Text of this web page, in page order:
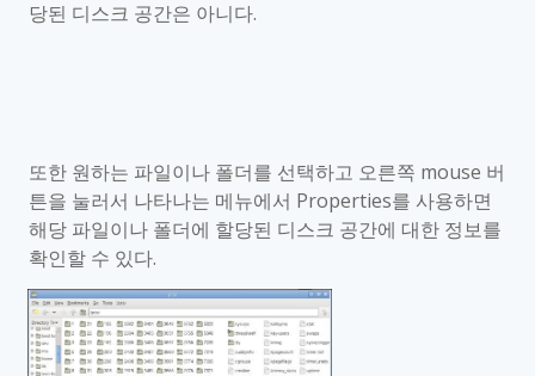
당된 디스크 공간은 아니다.
또한 원하는 파일이나 폴더를 선택하고 오른쪽 mouse 버
튼을 눌러서 나타나는 메뉴에서 Properties를 사용하면
해당 파일이나 폴더에 할당된 디스크 공간에 대한 정보를
확인할 수 있다.